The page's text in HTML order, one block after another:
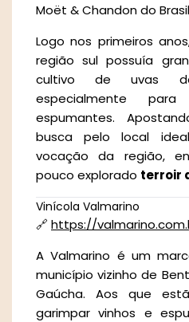
Moët & Chandon do
Logo nos primeiros
região sul possuía
cultivo de uvas
especialmente
espumantes.
busca pelo local
vocação da região,
pouco explorado terroir
Vinícola Valmarino
🔗 https://
A Valmarino é um
município vizinho de
Gaúcha. Aos que
garimpar vinhos e